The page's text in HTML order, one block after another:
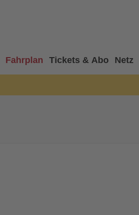
Fahrplan Tickets & Abo Netz